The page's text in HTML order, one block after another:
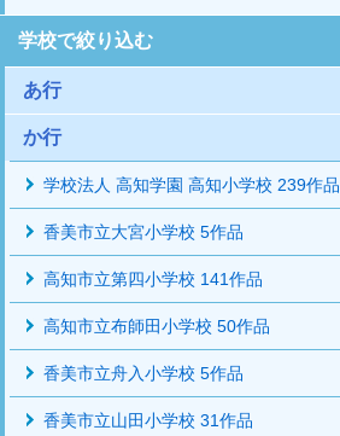
学校で絞り込む
あ行
か行
学校法人 高知学園 高知小学校 239作品
香美市立大宮小学校 5作品
高知市立第四小学校 141作品
高知市立布師田小学校 50作品
香美市立舟入小学校 5作品
香美市立山田小学校 31作品